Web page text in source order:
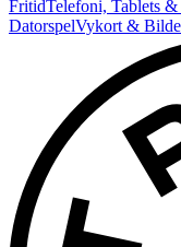
FritidTelefoni, Tablets &
DatorspelVykort &